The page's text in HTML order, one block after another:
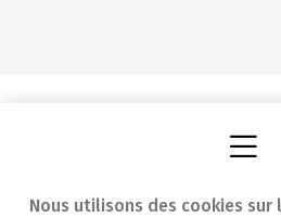
Nous utilisons des cookies sur